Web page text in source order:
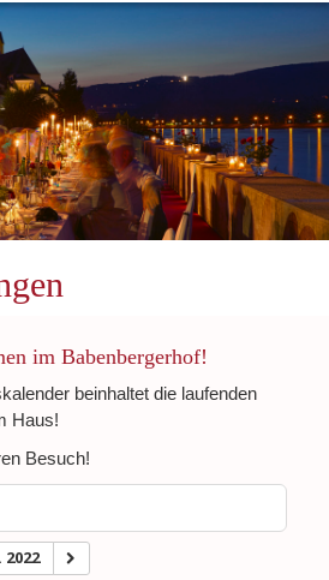
im Babenbergerhof!
beinhaltet die laufenden
Haus!
Besuch!
2022